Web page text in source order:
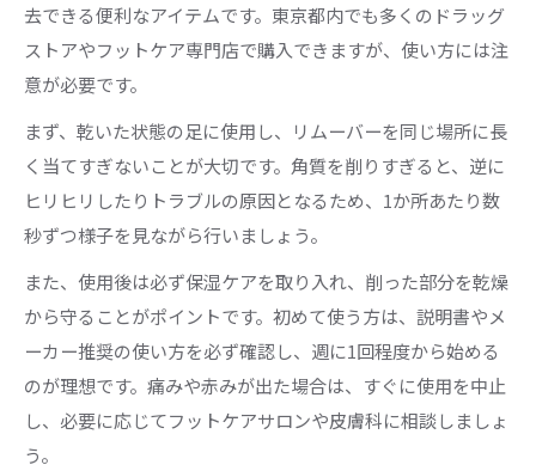
去できる便利なアイテムです。東京都内でも多くのドラッグ
ストアやフットケア専門店で購入できますが、使い方には注
意が必要です。
まず、乾いた状態の足に使用し、リムーバーを同じ場所に長
く当てすぎないことが大切です。角質を削りすぎると、逆に
ヒリヒリしたりトラブルの原因となるため、1か所あたり数
秒ずつ様子を見ながら行いましょう。
また、使用後は必ず保湿ケアを取り入れ、削った部分を乾燥
から守ることがポイントです。初めて使う方は、説明書やメ
ーカー推奨の使い方を必ず確認し、週に1回程度から始める
のが理想です。痛みや赤みが出た場合は、すぐに使用を中止
し、必要に応じてフットケアサロンや皮膚科に相談しましょ
う。